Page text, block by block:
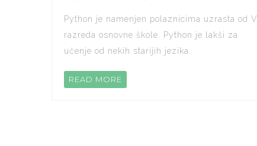
Python je namenjen polaznicima uzrasta od V
razreda osnovne škole. Python je lakši za
učenje od nekih starijih jezika.
READ MORE